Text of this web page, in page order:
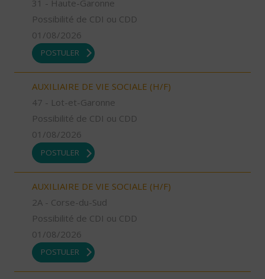
31 - Haute-Garonne
Possibilité de CDI ou CDD
01/08/2026
POSTULER
AUXILIAIRE DE VIE SOCIALE (H/F)
47 - Lot-et-Garonne
Possibilité de CDI ou CDD
01/08/2026
POSTULER
AUXILIAIRE DE VIE SOCIALE (H/F)
2A - Corse-du-Sud
Possibilité de CDI ou CDD
01/08/2026
POSTULER